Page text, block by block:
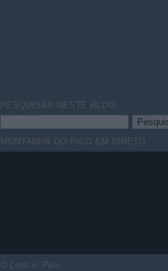
PESQUISAR NESTE BLOG
MONTANHA DO PICO EM DIRETO
© Lost in Pico